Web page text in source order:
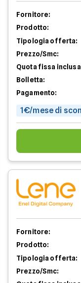
Fornitore:
Prodotto:
Tipologia offerta:
Prezzo/Smc:
Quota fissa
Bolletta:
Pagamento:
1€/mese di
Fornitore:
Prodotto:
Tipologia offerta:
Prezzo/Smc: